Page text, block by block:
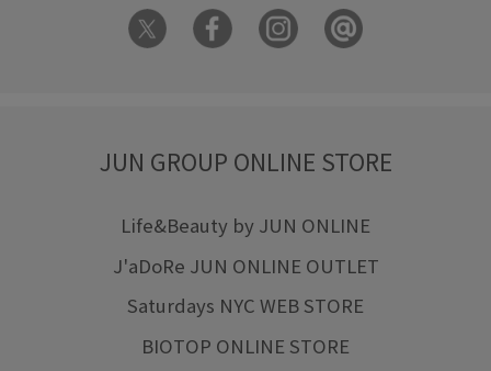
JUN GROUP ONLINE STORE
Life&Beauty by JUN ONLINE
J'aDoRe JUN ONLINE OUTLET
Saturdays NYC WEB STORE
BIOTOP ONLINE STORE